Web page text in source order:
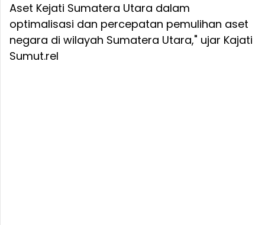
Aset Kejati Sumatera Utara dalam
optimalisasi dan percepatan pemulihan aset
negara di wilayah Sumatera Utara," ujar Kajati
Sumut.rel